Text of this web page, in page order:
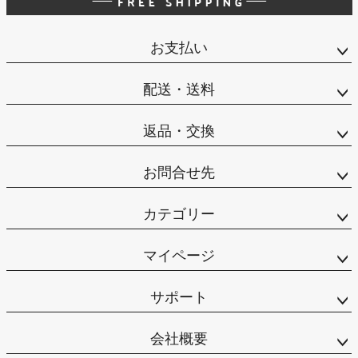
お支払い
配送・送料
返品・交換
お問合せ先
カテゴリー
マイページ
サポート
会社概要